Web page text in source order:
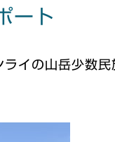
ート
イの山岳少数民